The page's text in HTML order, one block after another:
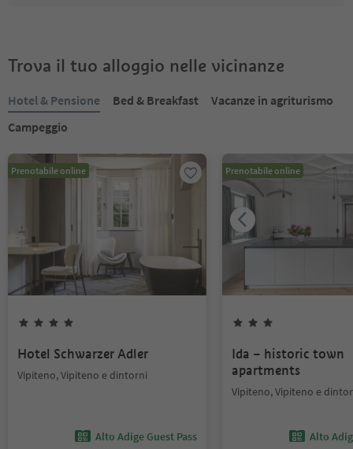
Trova il tuo alloggio nelle vicinanze
Hotel & Pensione Bed & Breakfast
Vacanze in agriturismo
Campeggio
Prenotabile online
Hotel Schwarzer Adler
Vipiteno, Vipiteno e dintorni
Alto Adige Guest Pass
Prenotabile online
Ida – historic town
apartments
Vipiteno, Vipiteno e
Alto